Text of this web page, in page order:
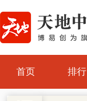
首页 排行